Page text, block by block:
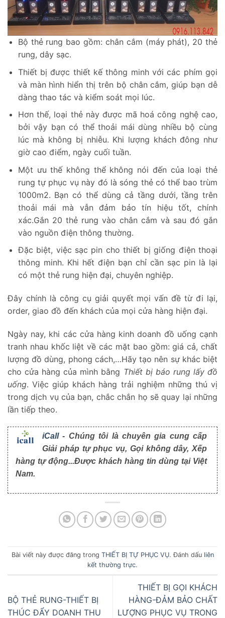
Bộ thẻ rung bao gồm: chân cắm (máy phát), 20 thẻ
rung, dây sạc.
Thiết bị được thiết kế thông minh với các phím gọi
và màn hình hiển thị trên bộ chân cắm, giúp bạn dễ
dàng thao tác và kiểm soát mọi lúc.
Hơn thế, loại thẻ này được mã hoá công nghệ cao,
bởi vậy bạn có thể thoải mái dùng nhiều bộ cùng
lúc mà không bị nhiễu. Khi lượng khách đông như
giờ cao điểm, ngày cuối tuần.
Một ưu thế không thể không nói đến của loại thẻ
rung tự phục vụ này đó là sóng thẻ có thể bao trùm
1000m2. Bạn có thể dùng cả tầng dưới, tầng trên
thoải mái mà vẫn đảm bảo tín hiệu tốt, chính
xác.Gắn 20 thẻ rung vào chân cắm và sau đó gắn
vào nguồn điện thông thường.
Đặc biệt, việc sạc pin cho thiết bị giống điện thoại
thông minh. Khi hết điện bạn chỉ cần sạc pin là lại
có một thẻ rung hiện đại, chuyên nghiệp.
Đây chính là công cụ giải quyết mọi vấn đề từ đi lại,
order, giao đồ đến khách của mọi cửa hàng hiện đại.
Ngày nay, khi các cửa hàng kinh doanh đồ uống cạnh
tranh nhau khốc liệt về các mặt bao gồm: giá cả, chất
lượng đồ dùng, phong cách,…Hãy tạo nên sự khác biệt
cho cửa hàng của mình bằng Thiết bị báo rung lấy đồ
uống. Việc giúp khách hàng trải nghiệm những thú vị
trong dịch vụ của bạn, chắc chắn họ sẽ quay lại những
lần tiếp theo.
iCall- Chúng tôi là chuyên gia cung cấp
Giải pháp tự phục vụ, Gọi không dây, Xếp
hàng tự động...Được khách hàng tin dùng tại Việt
Nam.
Bài viết này được đăng trong THIẾT BỊ TỰ PHỤC VỤ. Đánh dấu liên
kết thường trực.
BỘ THẺ RUNG-THIẾT BỊ
THÚC ĐẨY DOANH THU
THIẾT BỊ GỌI KHÁCH
HÀNG-ĐẢM BẢO CHẤT
LƯỢNG PHỤC VỤ TRONG